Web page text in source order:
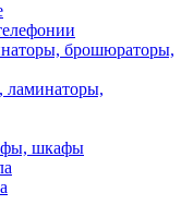
брошюраторы,
ламинаторы,
шкафы